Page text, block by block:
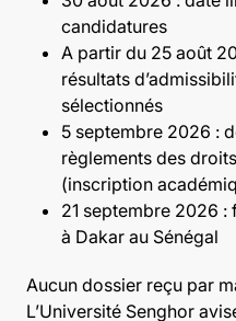
candidatures
A partir du 25 août
résultats
sélectionnés
5 septembre 2026 :
règlements des
(inscription
21 septembre 2026
à Dakar au Sénégal
Aucun dossier reçu par
L’Université Senghor